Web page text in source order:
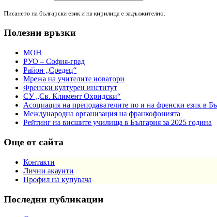
Писането на български език и на кирилица е задължително.
Полезни връзки
МОН
РУО – София-град
Район „Средец“
Мрежа на учителите новатори
Френски културен институт
СУ „Св. Климент Охридски“
Асоциация на преподавателите по и на френски език в
Международна организация на франкофонията
Рейтинг на висшите училища в България за 2025 година
Още от сайта
Контакти
Лични акаунти
Профил на купувача
Последни публикации